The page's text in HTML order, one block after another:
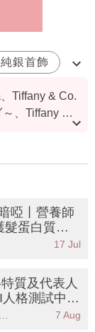
純銀首飾
Tiffany & Co.
、Tiffany &
啞丨營養師
髮蛋白質食
對頭髮重現
17 Jul
質及代表人
格測試中被
員」人格
SundayMore編輯部 7 Aug